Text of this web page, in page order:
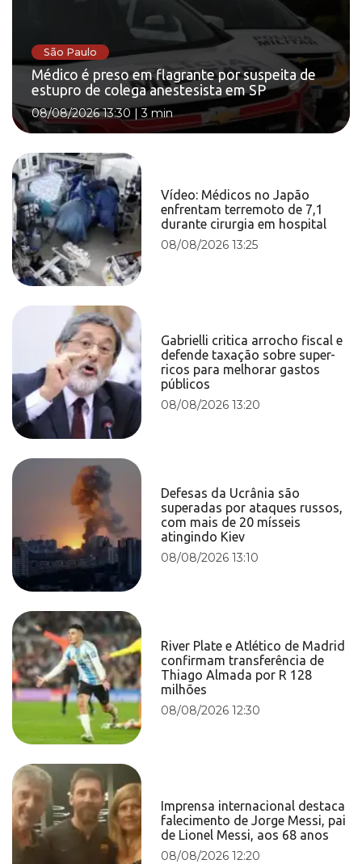
São Paulo
Médico é preso em flagrante por suspeita de
estupro de colega anestesista em SP
08/08/2026 13:30 |3 min
Vídeo: Médicos no Japão
enfrentam terremoto de 7,1
durante cirurgia em hospital
08/08/2026 13:25
Gabrielli critica arrocho fiscal e
defende taxação sobre super-
ricos para melhorar gastos
públicos
08/08/2026 13:20
Defesas da Ucrânia são
superadas por ataques russos,
com mais de 20 mísseis
atingindo Kiev
08/08/2026 13:10
River Plate e Atlético de Madrid
confirmam transferência de
Thiago Almada por R 128
milhões
08/08/2026 12:30
Imprensa internacional destaca
falecimento de Jorge Messi, pai
de Lionel Messi, aos 68 anos
08/08/2026 12:20